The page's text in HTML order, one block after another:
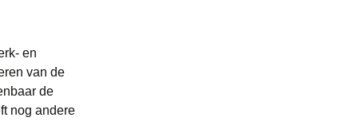
en
van de
de
nog andere